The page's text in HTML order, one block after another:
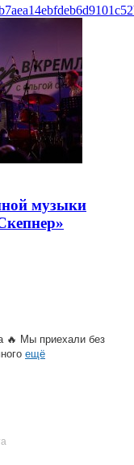
музыки
🔥 Мы приехали без
ещё